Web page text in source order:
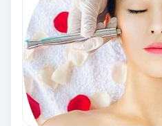
Headspa
Healing
Herrklippning